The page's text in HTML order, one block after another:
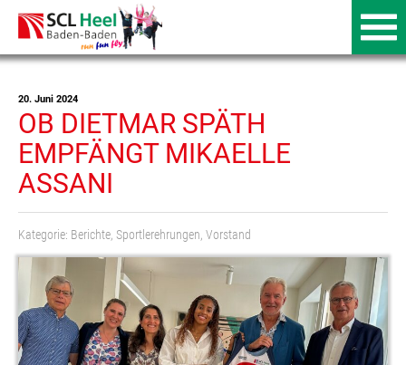
20. Juni 2024
OB DIETMAR SPÄTH
EMPFÄNGT MIKAELLE
ASSANI
Kategorie: Berichte, Sportlerehrungen, Vorstand